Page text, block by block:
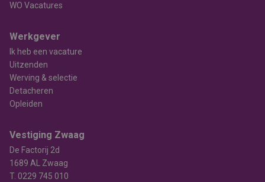
WO Vacatures
Werkgever
Ik heb een vacature
Uitzenden
Werving & selectie
Detacheren
Opleiden
Vestiging Zwaag
De Factorij 2d
1689 AL Zwaag
T. 0229 745 010